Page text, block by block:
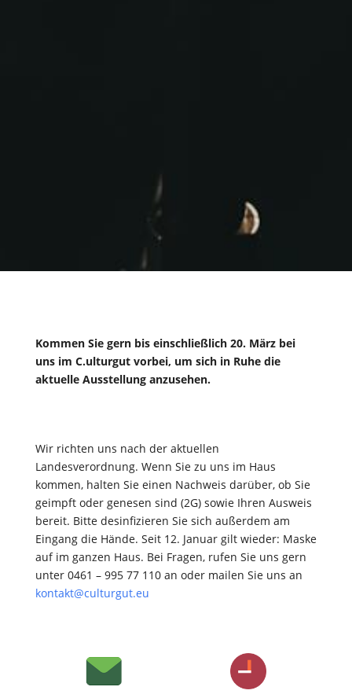
Kommen Sie gern bis einschließlich 20. März bei
uns im C.ulturgut vorbei, um sich in Ruhe die
aktuelle Ausstellung anzusehen.
Wir richten uns nach der aktuellen
Landesverordnung. Wenn Sie zu uns im Haus
kommen, halten Sie einen Nachweis darüber, ob Sie
geimpft oder genesen sind (2G) sowie Ihren Ausweis
bereit. Bitte desinfizieren Sie sich außerdem am
Eingang die Hände. Seit 12. Januar gilt wieder: Maske
auf im ganzen Haus. Bei Fragen, rufen Sie uns gern
unter 0461 – 995 77 110 an oder mailen Sie uns an
kontakt@culturgut.eu